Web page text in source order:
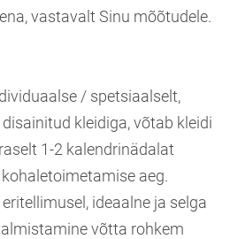
vastavalt Sinu mõõtudele.
/ spetsiaalselt,
kleidiga, võtab kleidi
1-2 kalendrinädalat
aeg.
eritellimusel, ideaalne ja selga
võtta rohkem